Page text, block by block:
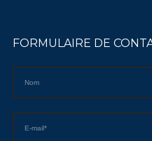
FORMULAIRE DE